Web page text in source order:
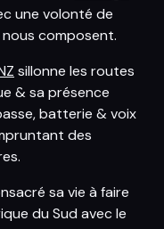
une volonté de
composent.
sillonne les routes
& sa présence
batterie & voix
des
sa vie à faire
du Sud avec le